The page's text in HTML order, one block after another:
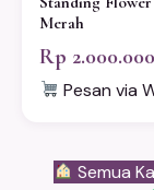
Merah
Rp 2.000.000
Pesan via
Semua